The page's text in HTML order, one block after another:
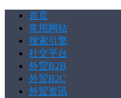
首页
常用网站
搜索引擎
社交平台
外贸B2B
外贸B2C
外贸资讯